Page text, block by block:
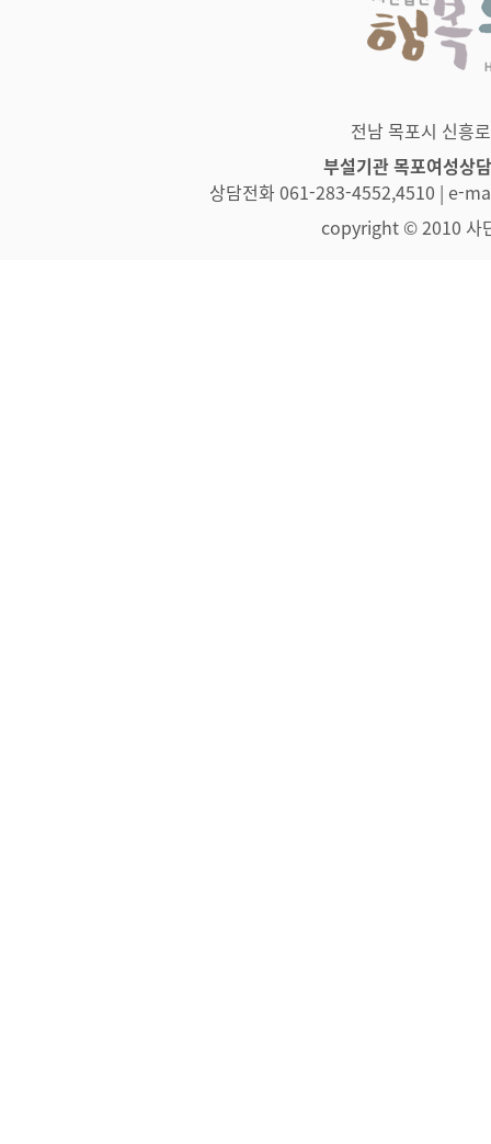
전남 목포시 신흥
부설기관 목포여성상
상담전화 061-283-4552,4510 | e-
copyright © 2010 사